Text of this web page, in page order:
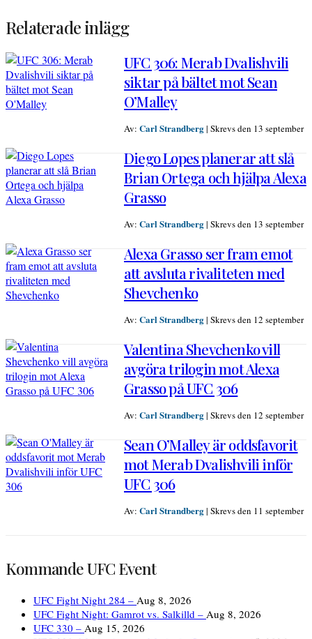
Relaterade inlägg
UFC 306: Merab Dvalishvili
siktar på bältet mot Sean
O’Malley
Av: Carl Strandberg| Skrevs den 13 september
Diego Lopes planerar att slå
Brian Ortega och hjälpa Alexa
Grasso
Av: Carl Strandberg| Skrevs den 13 september
Alexa Grasso ser fram emot
att avsluta rivaliteten med
Shevchenko
Av: Carl Strandberg| Skrevs den 12 september
Valentina Shevchenko vill
avgöra trilogin mot Alexa
Grasso på UFC 306
Av: Carl Strandberg| Skrevs den 12 september
Sean O’Malley är oddsfavorit
mot Merab Dvalishvili inför
UFC 306
Av: Carl Strandberg| Skrevs den 11 september
Kommande UFC Event
UFC Fight Night 284 – Aug 8, 2026
UFC Fight Night: Gamrot vs. Salkilld – Aug 8, 2026
UFC 330 – Aug 15, 2026